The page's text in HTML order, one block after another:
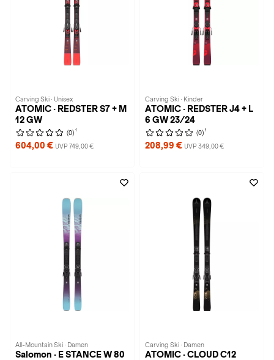
Carving Ski · Unisex
ATOMIC · REDSTER S7 + M
12 GW
(0) 1
604,00 € UVP 749,00 €
Carving Ski · Kinder
ATOMIC · REDSTER J4 + L
6 GW 23/24
(0) 1
208,99 € UVP 349,00 €
All-Mountain Ski · Damen
Salomon · E STANCE W 80
Carving Ski · Damen
ATOMIC · CLOUD C12